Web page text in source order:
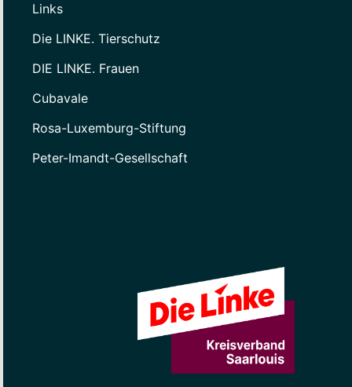
Links
Die LINKE. Tierschutz
DIE LINKE. Frauen
Cubavale
Rosa-Luxemburg-Stiftung
Peter-Imandt-Gesellschaft